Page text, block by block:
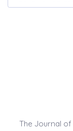
The Journal of